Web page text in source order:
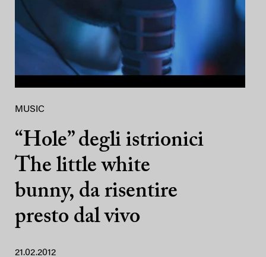
MUSIC
“Hole” degli istrionici
The little white
bunny, da risentire
presto dal vivo
21.02.2012